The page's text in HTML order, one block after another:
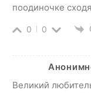
поодиночке
0 0
Великий